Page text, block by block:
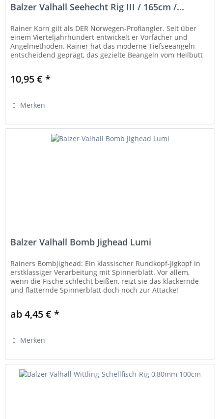
Balzer Valhall Seehecht Rig III / 165cm /...
Rainer Korn gilt als DER Norwegen-Profiangler. Seit über
einem Vierteljahrhundert entwickelt er Vorfächer und
Angelmethoden. Rainer hat das moderne Tiefseeangeln
entscheidend geprägt, das gezielte Beangeln vom Heilbutt
10,95 € *
Merken
Balzer Valhall Bomb Jighead Lumi
Rainers Bombjighead: Ein klassischer Rundkopf-Jigkopf in
erstklassiger Verarbeitung mit Spinnerblatt. Vor allem,
wenn die Fische schlecht beißen, reizt sie das klackernde
und flatternde Spinnerblatt doch noch zur Attacke!
ab 4,45 € *
Merken